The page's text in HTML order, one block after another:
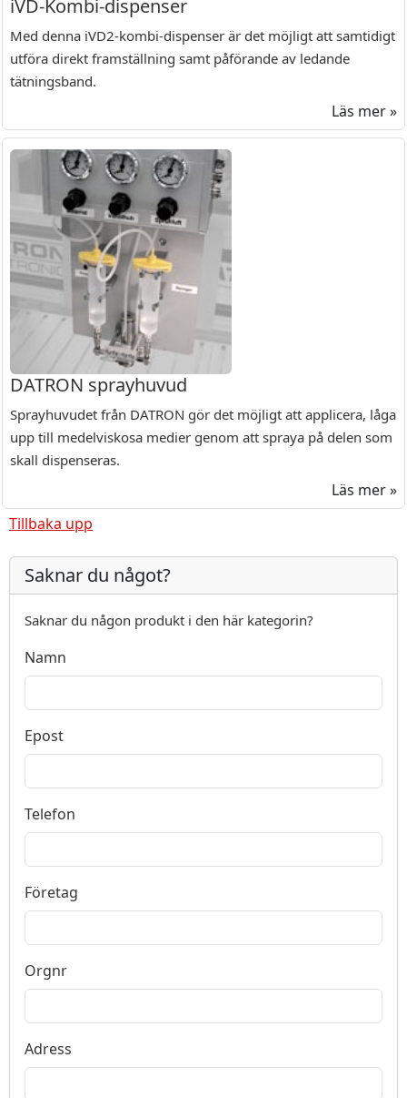
iVD-Kombi-dispenser
Med denna iVD2-kombi-dispenser är det möjligt att samtidigt
utföra direkt framställning samt påförande av ledande
tätningsband.
Läs mer »
DATRON sprayhuvud
Sprayhuvudet från DATRON gör det möjligt att applicera, låga
upp till medelviskosa medier genom att spraya på delen som
skall dispenseras.
Läs mer »
Tillbaka upp
Saknar du något?
Saknar du någon produkt i den här kategorin?
Namn
Epost
Telefon
Företag
Orgnr
Adress